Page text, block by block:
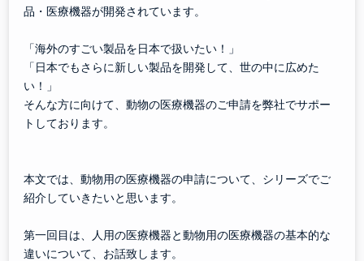
品・医療機器が開発されています。
「海外のすごい製品を日本で扱いたい！」
「日本でもさらに新しい製品を開発して、世の中に広めた
い！」
そんな方に向けて、動物の医療機器のご申請を弊社でサポー
トしております。
本文では、動物用の医療機器の申請について、シリーズでご
紹介していきたいと思います。
第一回目は、人用の医療機器と動物用の医療機器の基本的な
違いについて、お話致します。